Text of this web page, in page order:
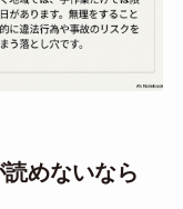
めないなら